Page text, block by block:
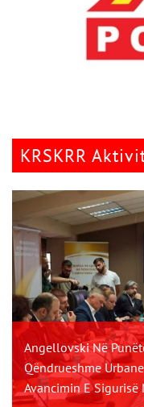
KRSKRR
Angellovski Në
Qëndrueshme
Avancimin E